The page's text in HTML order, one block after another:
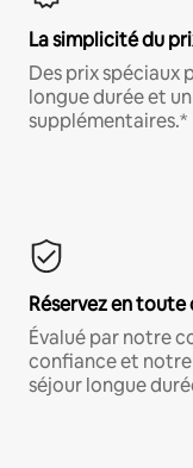
La simplicité du
Des prix spéciaux
longue durée et
supplémentaires.*
Réservez en
Évalué par notre
confiance et
séjour longue